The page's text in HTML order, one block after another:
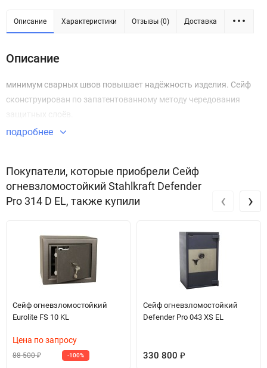
Описание Характеристики Отзывы (0) Доставка
Описание
минимум сварных швов повышает надёжность изделия. Сейф
сконструирован по запатентованному методу чередования
защитных слоёв.
подробнее
Покупатели, которые приобрели Сейф
огневзломостойкий Stahlkraft Defender
Pro 314 D EL, также купили
Сейф огневзломостойкий
Eurolite FS 10 KL
Цена по запросу
88 500₽ -100%
Сейф огневзломостойкий
Defender Pro 043 XS EL
330 800 ₽
‹ ›